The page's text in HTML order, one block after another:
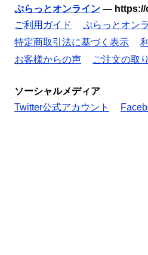
ぷらっとオンライン —
ご利用ガイド
ぷらっとオン
特定商取引法に基づく表示
お客様からの声
ご注文の取
ソーシャルメディア
Twitter公式アカウント